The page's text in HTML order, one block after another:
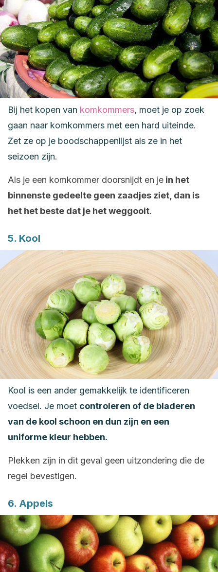
Bij het kopen van komkommers, moet je op zoek
gaan naar komkommers met een hard uiteinde.
Zet ze op je boodschappenlijst als ze in het
seizoen zijn.
Als je een komkommer doorsnijdt en je in het
binnenste gedeelte geen zaadjes ziet, dan is
het het beste dat je het weggooit.
5. Kool
Kool is een ander gemakkelijk te identificeren
voedsel. Je moet controleren of de bladeren
van de kool schoon en dun zijn en een
uniforme kleur hebben.
Plekken zijn in dit geval geen uitzondering die de
regel bevestigen.
6. Appels